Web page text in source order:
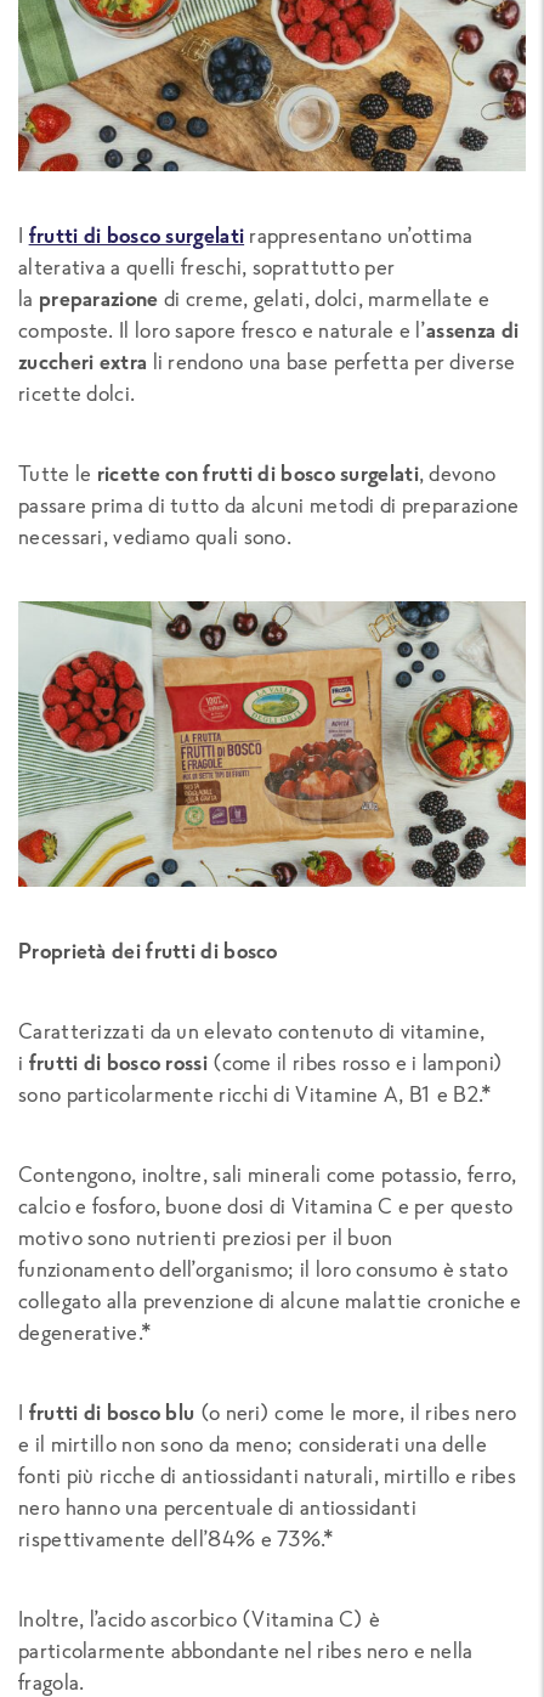
I frutti di bosco surgelati rappresentano un’ottima
alterativa a quelli freschi, soprattutto per
la preparazione di creme, gelati, dolci, marmellate e
composte. Il loro sapore fresco e naturale e l’assenza di
zuccheri extra li rendono una base perfetta per diverse
ricette dolci.
Tutte le ricette con frutti di bosco surgelati, devono
passare prima di tutto da alcuni metodi di preparazione
necessari, vediamo quali sono.
Proprietà dei frutti di bosco
Caratterizzati da un elevato contenuto di vitamine,
i frutti di bosco rossi(come il ribes rosso e i lamponi)
sono particolarmente ricchi di Vitamine A, B1 e B2.*
Contengono, inoltre, sali minerali come potassio, ferro,
calcio e fosforo, buone dosi di Vitamina C e per questo
motivo sono nutrienti preziosi per il buon
funzionamento dell’organismo; il loro consumo è stato
collegato alla prevenzione di alcune malattie croniche e
degenerative.*
I frutti di bosco blu (o neri) come le more, il ribes nero
e il mirtillo non sono da meno; considerati una delle
fonti più ricche di antiossidanti naturali, mirtillo e ribes
nero hanno una percentuale di antiossidanti
rispettivamente dell’84% e 73%.*
Inoltre, l’acido ascorbico (Vitamina C) è
particolarmente abbondante nel ribes nero e nella
fragola.